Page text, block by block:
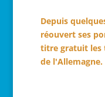
Depuis
réouvert ses
titre gratuit les
de l'Allemagne.